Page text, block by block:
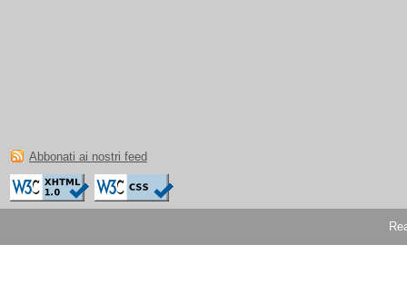
Abbonati ai nostri feed